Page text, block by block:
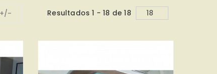
Resultados 1 - 18 de 18